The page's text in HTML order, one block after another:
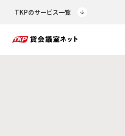
TKPのサービス一覧